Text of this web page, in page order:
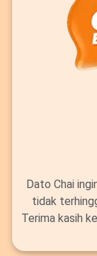
Dato Chai
tidak
Terima kasih